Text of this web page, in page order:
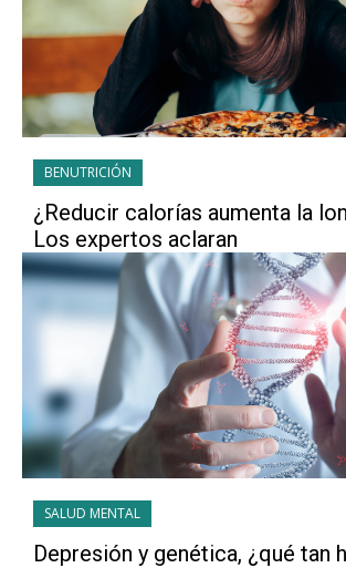
BENUTRICIÓN
¿Reducir calorías aumenta la
Los expertos aclaran
SALUD MENTAL
Depresión y genética, ¿qué tan